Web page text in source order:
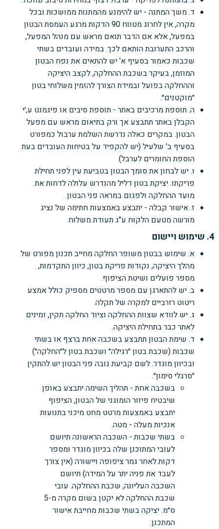
ד. משך המתנה - יש להימנע מהמתנות ממושכות ובכל
מקרה, אין לחרוג מטווח 90 הדקות מרגע העמסת הבטון
במפעל, אלא אם הדבר תואם מראש עם מנהל המפעל,
והרכב התערובת הותאם לכך. במידה ועובדים בשתי
שכבות כאמור בסעיף א' יש להתאים את נפח הבטון
המוזמן, בעיקר בשכבת ההחלקה, לקצב היציקה
וההחלקה בפועל ובמידת הצורך להזמין משלוחי בטון
״מוקטנים״.
ה. תוספת מרכיבים באתר - תוספת סיבים או פיגמנט ע,׳י
הקבלן באתר תתבצע אך ורק בתיאום מראש עם מפעל
הבטון. במקרים כאלה נדרשת השלמת ערבול כמפורט
בסעיף ב' שלעיל (יש להקפיד על בטיחות העובדים בעת
הוספת החומרים לערבל)
ו. יש לבחון את סומך הבטון בטביעת עין לפני תחילת
פריקתו. יציקת בטון דליל מהנדרש עלולה לדחות את
מועד ההחלקה ולפגום במראה פני הבטון.
ז. אישור קבלה - יתבצע באמצעות חתימה של נציג
מורשה מטעם הלקוח ע"ג תעודת משלוח.
4. שימוש ויישום
א. שימוש בבטון משופר החלקה מחייב תכנון מפורט של
מהלך היציקה, נקודות פריקת בטון, כיוון התקדמות,
מספר פועלים ושיטת הציפוף.
ב. יש להתארגן עם מספר מרטטים מספיק כולל אמצע
ריטוט רזרביים למקרה של תקלה.
ג. יש לוודא שצוות ההחלקה וציוד החלקה תקין, זמינים
לאתר כבר בתחילת היציקה.
ד. שימת הבטון תתבצע בשכבה אחת ברצף או בשתי
שכבות (שכבת בטון ״רגילה״ ושכבת בטון ל״החלקה״)
ובכיוון מוגדר. לשם קביעת גובה פני הבטון יש להתקין
״סרגלי סימון״.
בשכבה אחת - תהליך השימה יתבצע באופן
שיבטיח פיזור הומוגני של הבטון, הציפוף
יתבצע באמצעות מרטט מחט מיכני בתנועות
אנכיות מעלה - מטה.
בשתי שכבות - השכבה הראשונה תיושם
לעובי המתוכנן שלה בכיוון מוגדר ומספר
דקות לאחר גמר ציפופה ויישורה (אין צורך
לעבד את פניה יתר על המידה) תיושם
השכבה העליונה, שכבת ההחלקה. עובי
שכבת ההחלקה לא יקטן בשום מקרה מ-5
ס״מ. יציקה בשתי שכבות מחייבת אישור
המתכנן.